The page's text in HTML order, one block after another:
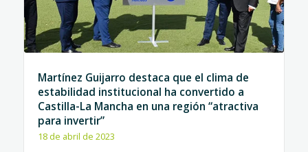
Martínez Guijarro destaca que el clima de
estabilidad institucional ha convertido a
Castilla-La Mancha en una región “atractiva
para invertir”
18 de abril de 2023